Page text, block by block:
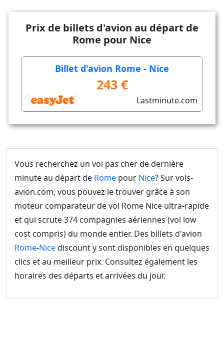
Prix de billets d'avion au départ de
Rome pour Nice
Billet d'avion Rome - Nice
243 €
Lastminute.com
Vous recherchez un vol pas cher de dernière
minute au départ de Rome pour Nice? Sur vols-
avion.com, vous pouvez le trouver grâce à son
moteur comparateur de vol Rome Nice ultra-rapide
et qui scrute 374 compagnies aériennes (vol low
cost compris) du monde entier. Des billets d'avion
Rome-Nicediscount y sont disponibles en quelques
clics et au meilleur prix. Consultez également les
horaires des départs et arrivées du jour.